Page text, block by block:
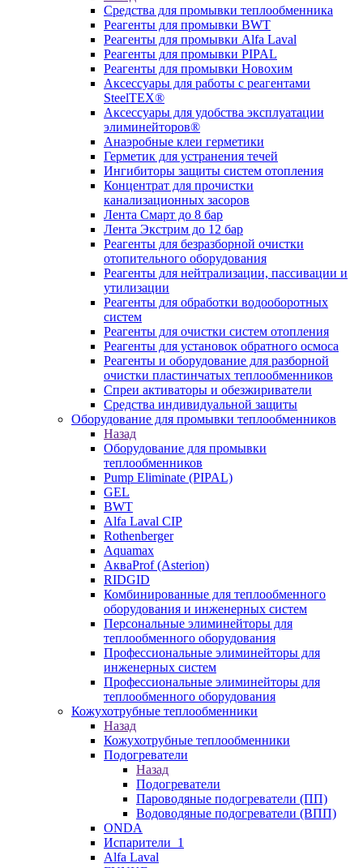
Средства для промывки теплообменника
Реагенты для промывки BWT
Реагенты для промывки Alfa Laval
Реагенты для промывки PIPAL
Реагенты для промывки Новохим
Аксессуары для работы с реагентами
SteelTEX®
Аксессуары для удобства эксплуатации
элиминейторов®
Анаэробные клеи герметики
Герметик для устранения течей
Ингибиторы защиты систем отопления
Концентрат для прочистки
канализационных засоров
Лента Смарт до 8 бар
Лента Экстрим до 12 бар
Реагенты для безразборной очистки
отопительного оборудования
Реагенты для нейтрализации, пассивации и
утилизации
Реагенты для обработки водооборотных
систем
Реагенты для очистки систем отопления
Реагенты для установок обратного осмоса
Реагенты и оборудование для разборной
очистки пластинчатых теплообменников
Спреи активаторы и обезжириватели
Средства индивидуальной защиты
Оборудование для промывки теплообменников
Назад
Оборудование для промывки
теплообменников
Pump Eliminate (PIPAL)
GEL
BWT
Alfa Laval CIP
Rothenberger
Aquamax
АкваProf (Asterion)
RIDGID
Комбинированные для теплообменного
оборудования и инженерных систем
Персональные элиминейторы для
теплообменного оборудования
Профессиональные элиминейторы для
инженерных систем
Профессиональные элиминейторы для
теплообменного оборудования
Кожухотрубные теплообменники
Назад
Кожухотрубные теплообменники
Подогреватели
Назад
Подогреватели
Пароводяные подогреватели (ПП)
Водоводяные подогреватели (ВПП)
ONDA
Испарители_1
Alfa Laval